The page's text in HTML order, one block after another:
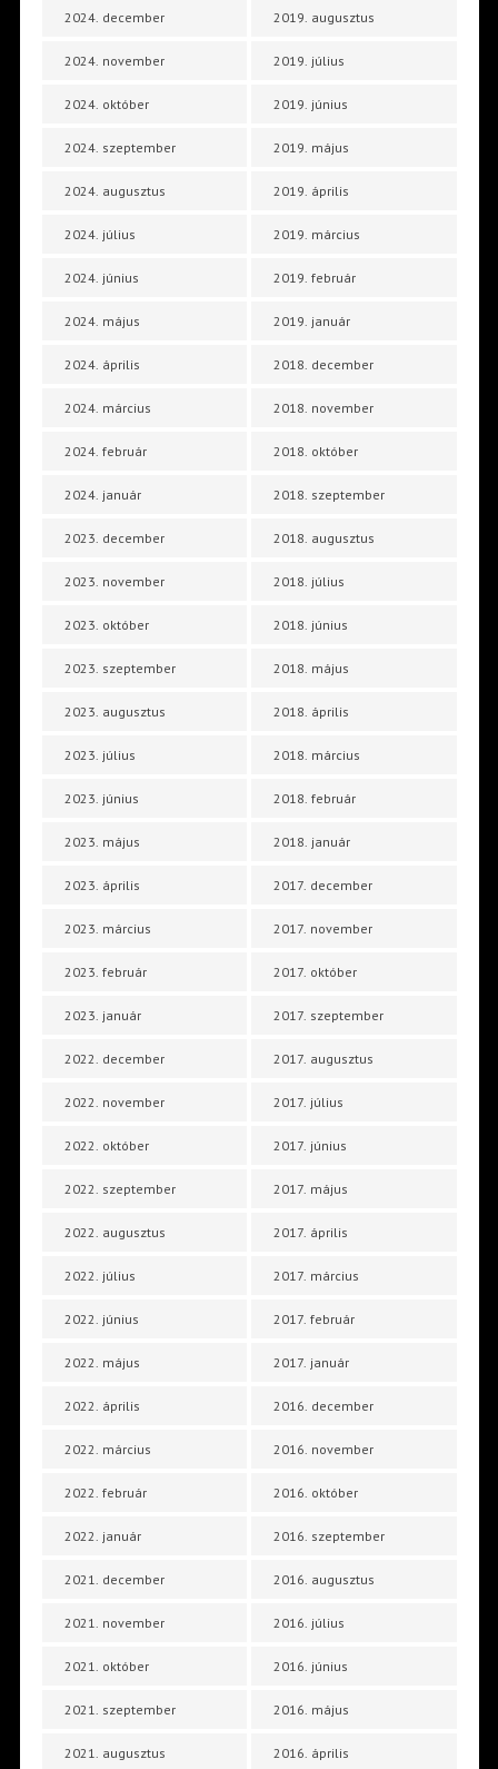
2024. december
2024. november
2024. október
2024. szeptember
2024. augusztus
2024. július
2024. június
2024. május
2024. április
2024. március
2024. február
2024. január
2023. december
2023. november
2023. október
2023. szeptember
2023. augusztus
2023. július
2023. június
2023. május
2023. április
2023. március
2023. február
2023. január
2022. december
2022. november
2022. október
2022. szeptember
2022. augusztus
2022. július
2022. június
2022. május
2022. április
2022. március
2022. február
2022. január
2021. december
2021. november
2021. október
2021. szeptember
2021. augusztus
2019. augusztus
2019. július
2019. június
2019. május
2019. április
2019. március
2019. február
2019. január
2018. december
2018. november
2018. október
2018. szeptember
2018. augusztus
2018. július
2018. június
2018. május
2018. április
2018. március
2018. február
2018. január
2017. december
2017. november
2017. október
2017. szeptember
2017. augusztus
2017. július
2017. június
2017. május
2017. április
2017. március
2017. február
2017. január
2016. december
2016. november
2016. október
2016. szeptember
2016. augusztus
2016. július
2016. június
2016. május
2016. április